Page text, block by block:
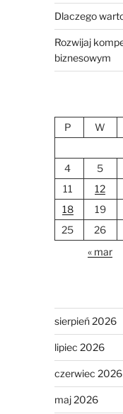
Dlaczego
Rozwijaj
biznesowym
P W
4
5
11
12
18
19
25
26
« mar
sierpień 2026
lipiec 2026
czerwiec 2026
maj 2026